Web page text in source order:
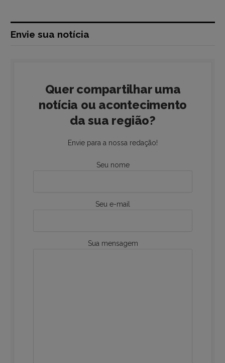
Envie sua notícia
Quer compartilhar uma
notícia ou acontecimento
da sua região?
Envie para a nossa redação!
Seu nome
Seu e-mail
Sua mensagem